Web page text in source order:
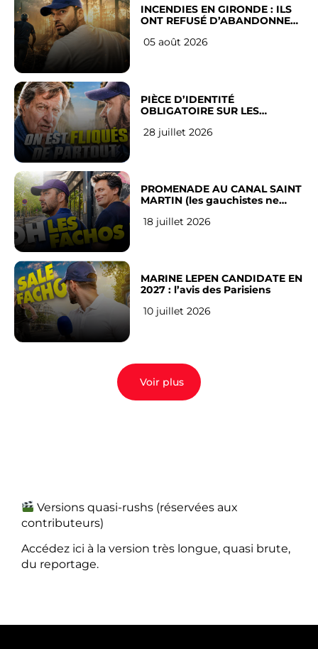
INCENDIES EN GIRONDE : ILS
ONT REFUSÉ D’ABANDONNER
05 août 2026
PIÈCE D’IDENTITÉ
OBLIGATOIRE SUR LES
Français
28 juillet 2026
PROMENADE AU CANAL SAINT
MARTIN (les gauchistes ne
18 juillet 2026
MARINE LEPEN CANDIDATE EN
2027 : l’avis des Parisiens
10 juillet 2026
Voir plus
Versions quasi-rushs (réservées aux
contributeurs)
Accédez ici à la version très longue, quasi brute,
du reportage.